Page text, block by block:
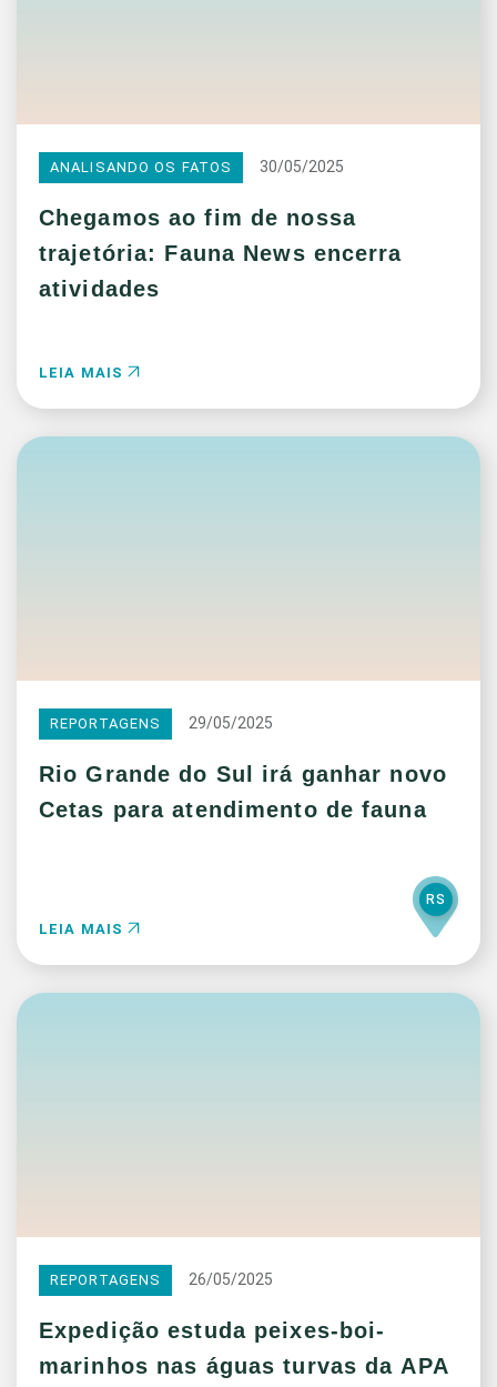
ANALISANDO OS FATOS 30/05/2025
Chegamos ao fim de nossa
trajetória: Fauna News encerra
atividades
LEIA MAIS
REPORTAGENS 29/05/2025
Rio Grande do Sul irá ganhar novo
Cetas para atendimento de fauna
LEIA MAIS
RS
REPORTAGENS 26/05/2025
Expedição estuda peixes-boi-
marinhos nas águas turvas da APA